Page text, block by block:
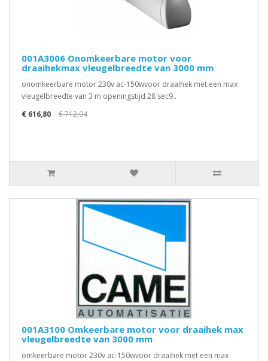
001A3006 Onomkeerbare motor voor
draaihekmax vleugelbreedte van 3000 mm
onomkeerbare motor 230v ac-150wvoor draaihek met een max
vleugelbreedte van 3 m openingstijd 28 sec9..
€ 616,80
€ 712,94
001A3100 Omkeerbare motor voor draaihek max
vleugelbreedte van 3000 mm
omkeerbare motor 230v ac-150wvoor draaihek met een max